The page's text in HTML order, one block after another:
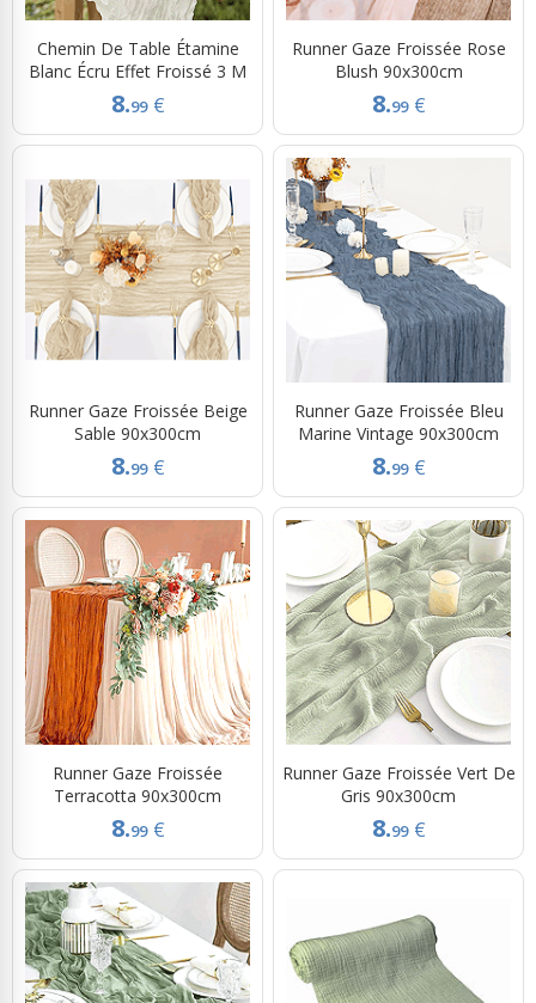
Chemin De Table Étamine
Blanc Écru Effet Froissé 3 M
8.99 €
Runner Gaze Froissée Rose
Blush 90x300cm
8.99 €
Runner Gaze Froissée Beige
Sable 90x300cm
8.99 €
Runner Gaze Froissée Bleu
Marine Vintage 90x300cm
8.99 €
Runner Gaze Froissée
Terracotta 90x300cm
8.99 €
Runner Gaze Froissée Vert De
Gris 90x300cm
8.99 €